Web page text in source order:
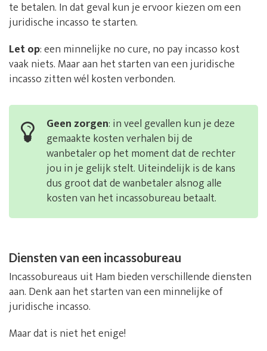
te betalen. In dat geval kun je ervoor kiezen om een
juridische incasso te starten.
Let op: een minnelijke no cure, no pay incasso kost
vaak niets. Maar aan het starten van een juridische
incasso zitten wél kosten verbonden.
Geen zorgen: in veel gevallen kun je deze
gemaakte kosten verhalen bij de
wanbetaler op het moment dat de rechter
jou in je gelijk stelt. Uiteindelijk is de kans
dus groot dat de wanbetaler alsnog alle
kosten van het incassobureau betaalt.
Diensten van een incassobureau
Incassobureaus uit Ham bieden verschillende diensten
aan. Denk aan het starten van een minnelijke of
juridische incasso.
Maar dat is niet het enige!